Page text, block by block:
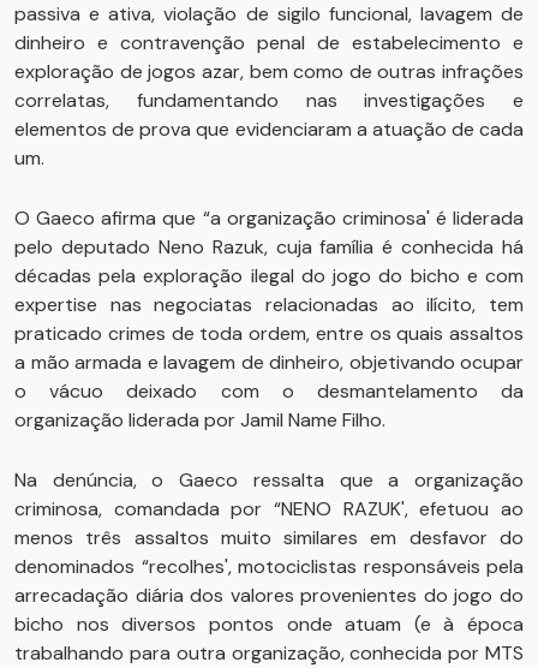
passiva e ativa, violação de sigilo funcional, lavagem de
dinheiro e contravenção penal de estabelecimento e
exploração de jogos azar, bem como de outras infrações
correlatas, fundamentando nas investigações e
elementos de prova que evidenciaram a atuação de cada
um.
O Gaeco afirma que “a organização criminosa' é liderada
pelo deputado Neno Razuk, cuja família é conhecida há
décadas pela exploração ilegal do jogo do bicho e com
expertise nas negociatas relacionadas ao ilícito, tem
praticado crimes de toda ordem, entre os quais assaltos
a mão armada e lavagem de dinheiro, objetivando ocupar
o vácuo deixado com o desmantelamento da
organização liderada por Jamil Name Filho.
Na denúncia, o Gaeco ressalta que a organização
criminosa, comandada por “NENO RAZUK', efetuou ao
menos três assaltos muito similares em desfavor do
denominados “recolhes', motociclistas responsáveis pela
arrecadação diária dos valores provenientes do jogo do
bicho nos diversos pontos onde atuam (e à época
trabalhando para outra organização, conhecida por MTS